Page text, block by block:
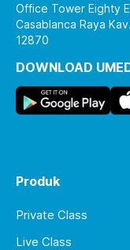
Office Tower Eighty
Casablanca Raya
12870
DOWNLOAD
Produk
Private Class
Live Class